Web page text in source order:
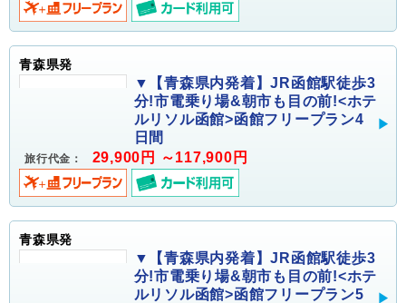
青森県発
▼【青森県内発着】JR函館駅徒歩3
分!市電乗り場&朝市も目の前!<ホテ
ルリソル函館>函館フリープラン4
日間
旅行代金： 29,900円 ～117,900円
青森県発
▼【青森県内発着】JR函館駅徒歩3
分!市電乗り場&朝市も目の前!<ホテ
ルリソル函館>函館フリープラン5